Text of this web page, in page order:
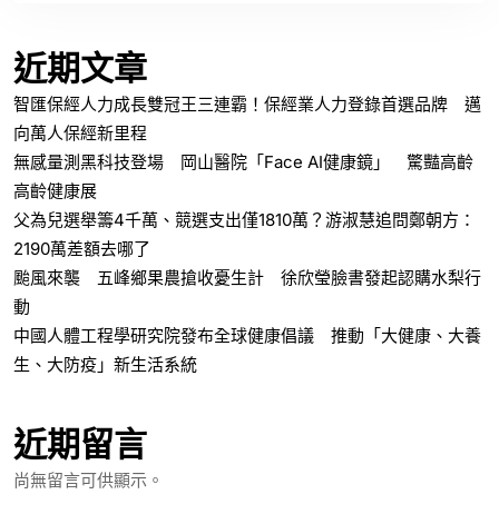
近期文章
智匯保經人力成長雙冠王三連霸！保經業人力登錄首選品牌 邁
向萬人保經新里程
無感量測黑科技登場 岡山醫院「Face AI健康鏡」 驚豔高齡
高齡健康展
父為兒選舉籌4千萬、競選支出僅1810萬？游淑慧追問鄭朝方：
2190萬差額去哪了
颱風來襲 五峰鄉果農搶收憂生計 徐欣瑩臉書發起認購水梨行
動
中國人體工程學研究院發布全球健康倡議 推動「大健康、大養
生、大防疫」新生活系統
近期留言
尚無留言可供顯示。